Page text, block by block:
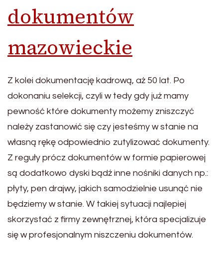
dokumentów
mazowieckie
Z kolei dokumentację kadrową, aż 50 lat. Po
dokonaniu selekcji, czyli w tedy gdy już mamy
pewność które dokumenty możemy zniszczyć
należy zastanowić się czy jesteśmy w stanie na
własną rękę odpowiednio zutylizować dokumenty.
Z reguły prócz dokumentów w formie papierowej
są dodatkowo dyski bądź inne nośniki danych np.:
płyty, pen drajwy, jakich samodzielnie usunąć nie
będziemy w stanie. W takiej sytuacji najlepiej
skorzystać z firmy zewnętrznej, która specjalizuje
się w profesjonalnym niszczeniu dokumentów.